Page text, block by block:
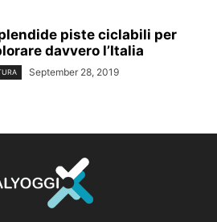
piste ciclabili per
davvero l’Italia
September 28, 2019